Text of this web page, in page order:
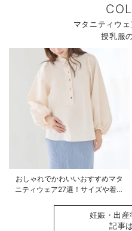
マタニティウ
授乳服
おしゃれでかわいいおすすめマタ
ニティウェア27選！サイズや着る
妊娠・出産
記事